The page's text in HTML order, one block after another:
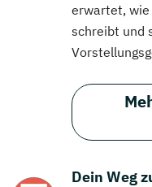
erwartet, wie
schreibt und
Dein Weg